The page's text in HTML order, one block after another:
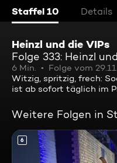
Staffel 10 Details
Heinzl und die VIPs
Folge 333: Heinzl
6 Min. Folge vom
Witzig, spritzig, frech:
ist ab sofort täglich im
Weitere Folgen in
6